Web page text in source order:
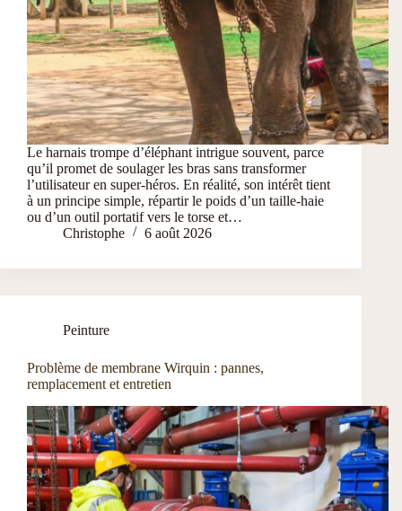
Le harnais trompe d’éléphant intrigue souvent, parce
qu’il promet de soulager les bras sans transformer
l’utilisateur en super-héros. En réalité, son intérêt tient
à un principe simple, répartir le poids d’un taille-haie
ou d’un outil portatif vers le torse et…
Christophe
6 août 2026
Peinture
Problème de membrane Wirquin : pannes,
remplacement et entretien